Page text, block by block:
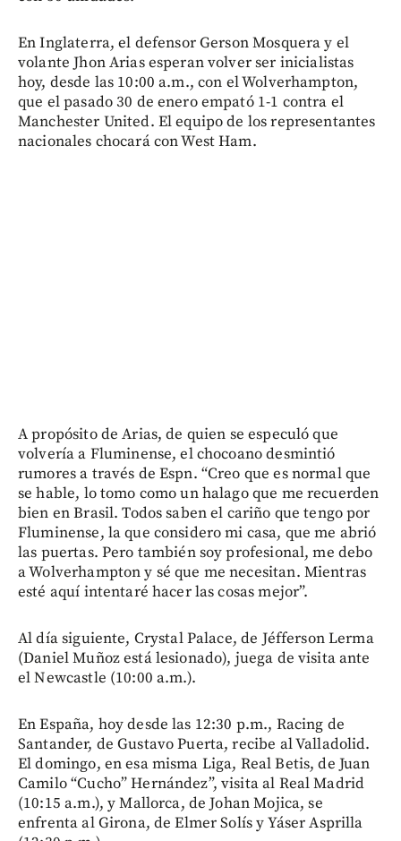
En Inglaterra, el defensor Gerson Mosquera y el
volante Jhon Arias esperan volver ser inicialistas
hoy, desde las 10:00 a.m., con el Wolverhampton,
que el pasado 30 de enero empató 1-1 contra el
Manchester United. El equipo de los representantes
nacionales chocará con West Ham.
A propósito de Arias, de quien se especuló que
volvería a Fluminense, el chocoano desmintió
rumores a través de Espn. “Creo que es normal que
se hable, lo tomo como un halago que me recuerden
bien en Brasil. Todos saben el cariño que tengo por
Fluminense, la que considero mi casa, que me abrió
las puertas. Pero también soy profesional, me debo
a Wolverhampton y sé que me necesitan. Mientras
esté aquí intentaré hacer las cosas mejor”.
Al día siguiente, Crystal Palace, de Jéfferson Lerma
(Daniel Muñoz está lesionado), juega de visita ante
el Newcastle (10:00 a.m.).
En España, hoy desde las 12:30 p.m., Racing de
Santander, de Gustavo Puerta, recibe al Valladolid.
El domingo, en esa misma Liga, Real Betis, de Juan
Camilo “Cucho” Hernández”, visita al Real Madrid
(10:15 a.m.), y Mallorca, de Johan Mojica, se
enfrenta al Girona, de Elmer Solís y Yáser Asprilla